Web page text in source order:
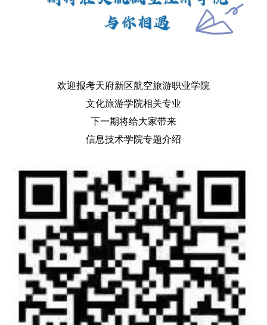
欢迎报考天府新区航空旅游职业学院
文化旅游学院相关专业
下一期将给大家带来
信息技术学院专题介绍